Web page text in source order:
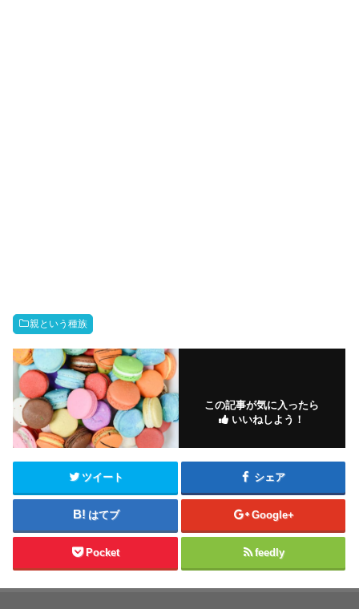
親という種族
この記事が気に入ったら
いいねしよう！
ツイート シェア
はてブ Google+
Pocket feedly